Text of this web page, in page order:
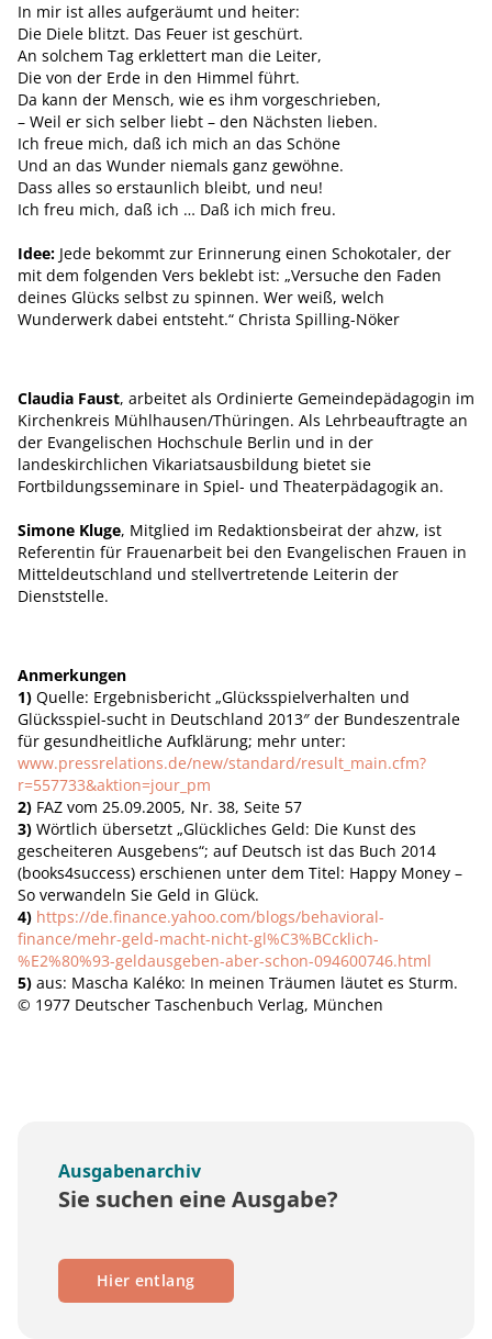
In mir ist alles aufgeräumt und heiter:
Die Diele blitzt. Das Feuer ist geschürt.
An solchem Tag erklettert man die Leiter,
Die von der Erde in den Himmel führt.
Da kann der Mensch, wie es ihm ­vorgeschrieben,
– Weil er sich selber liebt – den Nächsten lieben.
Ich freue mich, daß ich mich an das Schöne
Und an das Wunder niemals ganz ­gewöhne.
Dass alles so erstaunlich bleibt, und neu!
Ich freu mich, daß ich … Daß ich mich freu.
Idee: Jede bekommt zur Erinnerung einen Schokotaler, der
mit dem folgenden Vers beklebt ist: „Versuche den Faden
deines Glücks selbst zu spinnen. Wer weiß, welch
Wunderwerk dabei entsteht.“ Christa Spilling-Nöker
Claudia Faust, arbeitet als Ordinierte Gemeinde­pädagogin im
Kirchenkreis Mühlhausen/Thüringen. Als Lehrbeauftragte an
der Evangelischen Hochschule Berlin und in der
landeskirchlichen Vikariatsausbildung bietet sie
Fortbildungsseminare in Spiel- und Theaterpädagogik an.
Simone Kluge, Mitglied im Redaktionsbeirat der ahzw, ist
Referentin für Frauenarbeit bei den Evangelischen Frauen in
Mitteldeutschland und stellvertretende Leiterin der
Dienststelle.
Anmerkungen
1) Quelle: Ergebnisbericht „Glücksspielverhalten und
Glücksspiel-sucht in Deutschland 2013″ der Bundeszentrale
für gesundheitliche Aufklärung; mehr unter:
www.pressrelations.de/new/standard/result_main.cfm?
r=557733&aktion=jour_pm
2) FAZ vom 25.09.2005, Nr. 38, Seite 57
3) Wörtlich übersetzt „Glückliches Geld: Die Kunst des
gescheiteren Ausgebens“; auf Deutsch ist das Buch 2014
(books4success) erschienen unter dem Titel: Happy Money –
So verwandeln Sie Geld in Glück.
4) https://de.finance.yahoo.com/blogs/behavioral-
finance/mehr-geld-macht-nicht-gl%C3%BCcklich-
%E2%80%93-geldausgeben-aber-schon-094600746.html
5) aus: Mascha Kaléko: In meinen Träumen läutet es Sturm.
© 1977 Deutscher Taschenbuch Verlag, München
Ausgabenarchiv
Sie suchen eine Ausgabe?
Hier entlang